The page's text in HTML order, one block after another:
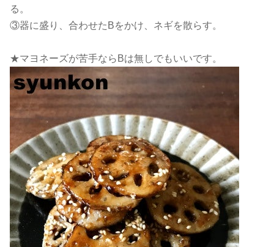
る。
③器に盛り、合わせたBをかけ、ネギを散らす。
★マヨネーズが苦手ならBは無しでもいいです。